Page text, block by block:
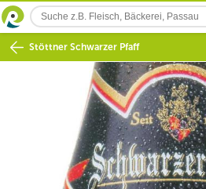
Stöttner Schwarzer Pfaff